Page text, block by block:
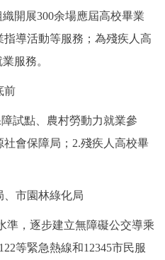
開展300余場應屆高校畢業
導活動等服務；為殘疾人高
服務。
前
點、農村勞動力就業參
會保障局；2.殘疾人高校畢
市園林綠化局
，逐步建立無障礙公交導乘
等緊急熱線和12345市民服